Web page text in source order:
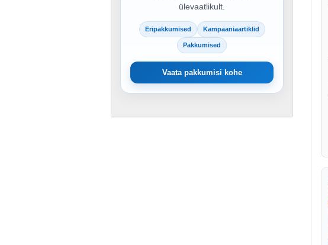
ülevaatlikult.
Eripakkumised Kampaaniaartiklid
Pakkumised
Vaata pakkumisi kohe